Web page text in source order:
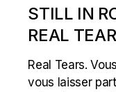
STILL IN
REAL
Real Tears.
vous laisser